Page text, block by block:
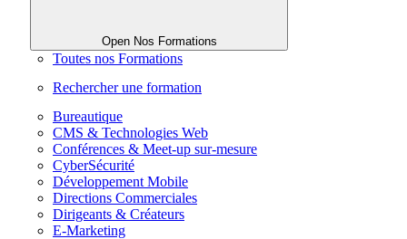
Open Nos Formations
Toutes nos Formations
Rechercher une formation
Bureautique
CMS & Technologies Web
Conférences & Meet-up sur-mesure
CyberSécurité
Développement Mobile
Directions Commerciales
Dirigeants & Créateurs
E-Marketing